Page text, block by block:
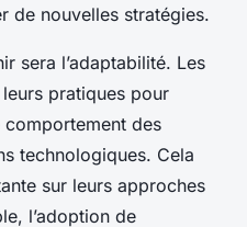
de nouvelles stratégies.
sera l’adaptabilité. Les
pratiques pour
des
technologiques. Cela
sur leurs approches
l’adoption de